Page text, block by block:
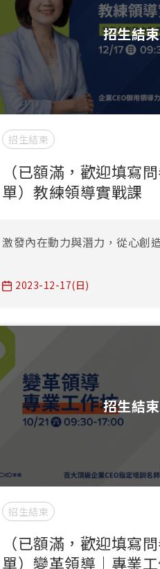
招生結束
招生結束
（已額滿，歡迎填寫
單）教練領導實戰課
激發內在動力與潛力，從心創
2023-12-17(日)
招生結束
招生結束
（已額滿，歡迎填寫
單）變革領導｜專業